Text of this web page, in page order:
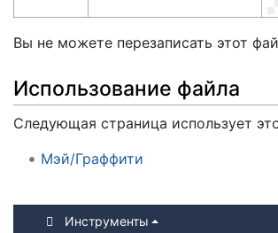
Вы не можете перезаписать этот
Использование файла
Следующая страница использует
Мэй/Граффити
Инструменты